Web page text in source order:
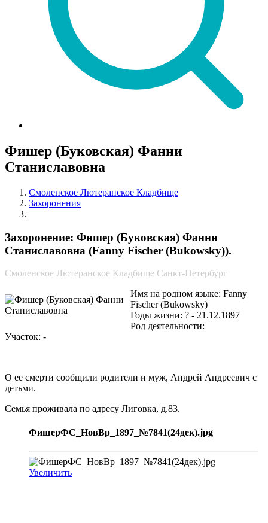
Фишер (Буковская) Фанни
Станиславовна
Смоленское Лютеранское Кладбище
Захоронения
Захоронение: Фишер (Буковская) Фанни
Станиславовна (Fanny Fischer (Bukowsky)).
Смоленское Лютеранское Кладбище Санкт-Петербург
Имя на родном языке: Fanny
Fischer (Bukowsky)
Годы жизни: ? - 21.12.1897
Род деятельности:
Участок: -
О ее смерти сообщили родители и муж, Андрей Андреевич с
детьми.
Семья проживала по адресу Лиговка, д.83.
ФишерФС_НовВр_1897_№7841(24дек).jpg
Увеличить